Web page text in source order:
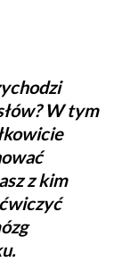
W tym
z kim